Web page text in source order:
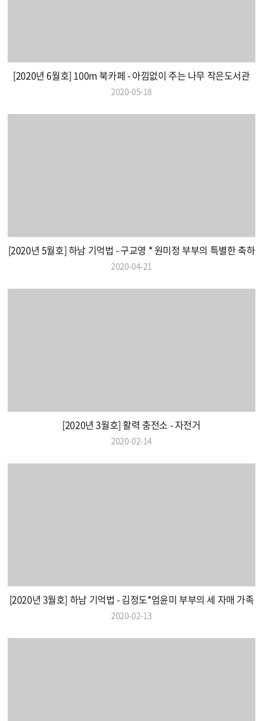
[2020년 6월호] 100m 북카페 - 아낌없이 주는 나무 작은도서관
2020-05-18
[2020년 5월호] 하남 기억법 - 구교영 * 원미정 부부의 특별한 축하
2020-04-21
[2020년 3월호] 활력 충전소 - 자전거
2020-02-14
[2020년 3월호] 하남 기억법 - 김정도*엄윤미 부부의 세 자매 가족
2020-02-13